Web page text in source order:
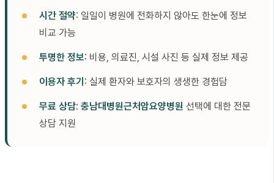
시간 절약: 일일이 병원에 전화하지 않아도 한눈에 정보
비교 가능
투명한 정보: 비용, 의료진, 시설 사진 등 실제 정보 제공
이용자 후기 : 실제 환자와 보호자의 생생한 경험담
무료 상담: 충남대병원근처암요양병원 선택에 대한 전문
상담 지원